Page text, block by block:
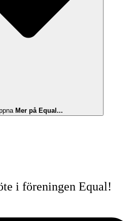
Mer på Equal...
i föreningen Equal!